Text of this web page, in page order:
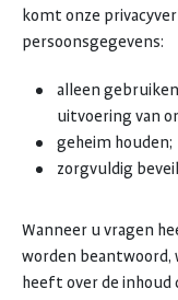
komt onze
persoonsgegevens:
alleen
uitvoering van
geheim houden;
zorgvuldig
Wanneer u vragen
worden
heeft over de